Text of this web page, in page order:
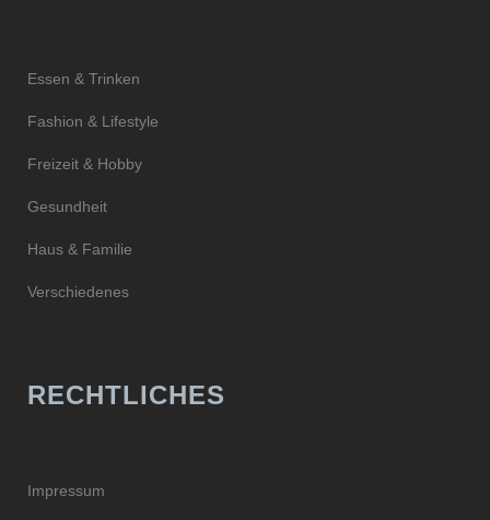
Essen & Trinken
Fashion & Lifestyle
Freizeit & Hobby
Gesundheit
Haus & Familie
Verschiedenes
RECHTLICHES
Impressum